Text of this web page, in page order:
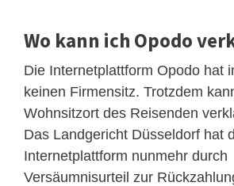
Wo kann ich Opodo
Die Internetplattform Opodo hat
keinen Firmensitz. Trotzdem
Wohnsitzort des Reisenden
Das Landgericht Düsseldorf hat
Internetplattform nunmehr durch
Versäumnisurteil zur